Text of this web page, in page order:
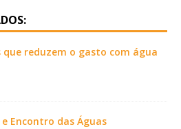
que reduzem o gasto com água
Encontro das Águas